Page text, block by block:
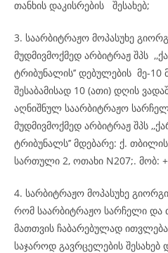
თანხის დაკისრების შესახებ;
3. საარბიტრაჟო მოპასუხე
მუდმივმოქმედ არბიტრაჟ შპს
ტრიბუნალის’’ დებულების მე-10
შესაბამისად 10 (ათი) დღის
აღნიშნულ საარბიტრაჟო
მუდმივმოქმედ არბიტრაჟ შპს
ტრიბუნალს’’ მდებარე: ქ.
სართული 2, ოთახი N207;. მობ:
4. სარბიტრაჟო მოპასუხე
რომ საარბიტრაჟო სარჩელი
მათთვის ჩაბარებულად
საჯაროდ გავრცელების შესახებ